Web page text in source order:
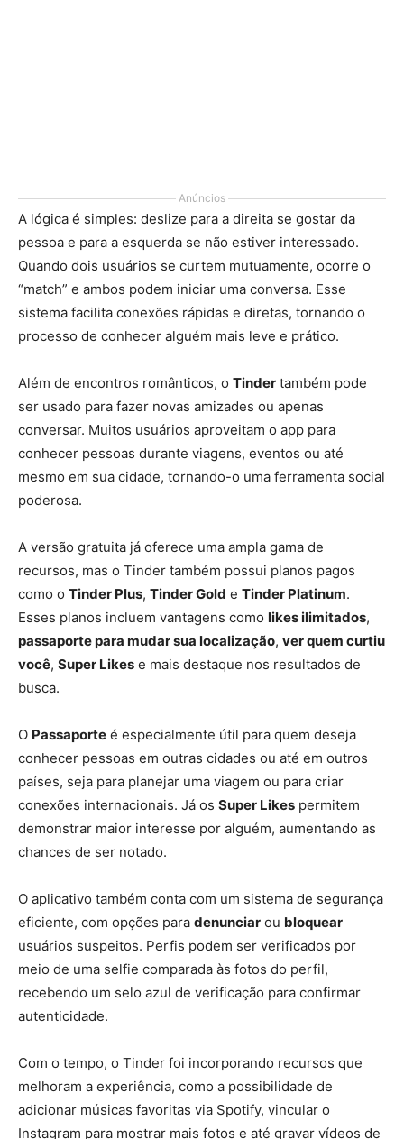
Anúncios
A lógica é simples: deslize para a direita se gostar da
pessoa e para a esquerda se não estiver interessado.
Quando dois usuários se curtem mutuamente, ocorre o
“match” e ambos podem iniciar uma conversa. Esse
sistema facilita conexões rápidas e diretas, tornando o
processo de conhecer alguém mais leve e prático.
Além de encontros românticos, o Tinder também pode
ser usado para fazer novas amizades ou apenas
conversar. Muitos usuários aproveitam o app para
conhecer pessoas durante viagens, eventos ou até
mesmo em sua cidade, tornando-o uma ferramenta social
poderosa.
A versão gratuita já oferece uma ampla gama de
recursos, mas o Tinder também possui planos pagos
como o Tinder Plus, Tinder Gold e Tinder Platinum.
Esses planos incluem vantagens como likes ilimitados,
passaporte para mudar sua localização, ver quem curtiu
você, Super Likes e mais destaque nos resultados de
busca.
O Passaporte é especialmente útil para quem deseja
conhecer pessoas em outras cidades ou até em outros
países, seja para planejar uma viagem ou para criar
conexões internacionais. Já os Super Likes permitem
demonstrar maior interesse por alguém, aumentando as
chances de ser notado.
O aplicativo também conta com um sistema de segurança
eficiente, com opções para denunciar ou bloquear
usuários suspeitos. Perfis podem ser verificados por
meio de uma selfie comparada às fotos do perfil,
recebendo um selo azul de verificação para confirmar
autenticidade.
Com o tempo, o Tinder foi incorporando recursos que
melhoram a experiência, como a possibilidade de
adicionar músicas favoritas via Spotify, vincular o
Instagram para mostrar mais fotos e até gravar vídeos de